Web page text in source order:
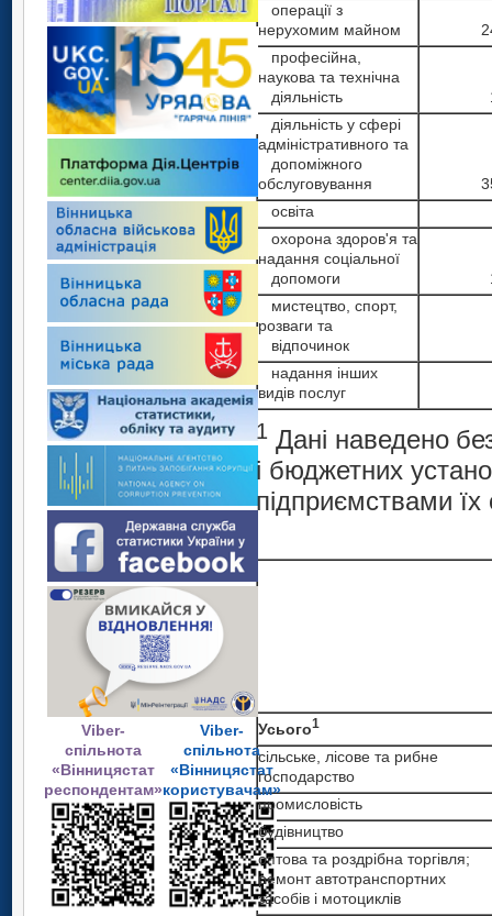
Viber-
спільнота
«Вінницястат
респондентам»
Viber-
спільнота
«Вінницястат
користувачам»
операції з
нерухомим майном
професійна,
наукова та технічна
діяльність
діяльність у сфері
адміністративного та
допоміжного
обслуговування
освіта
охорона здоров'я та
надання соціальної
допомоги
мистецтво, спорт,
розваги та
відпочинок
надання інших
видів послуг
1 Дані наведено
і бюджетних
підприємствами їх
Усього1
сільське, лісове та рибне
господарство
промисловість
будівництво
оптова та роздрібна торгівля;
ремонт автотранспортних
засобів і мотоциклів